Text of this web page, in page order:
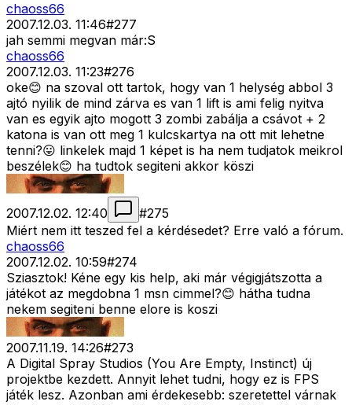
chaoss66
2007.12.03. 11:46#277
jah semmi megvan már:S
chaoss66
2007.12.03. 11:23#276
oke😊 na szoval ott tartok, hogy van 1 helység abbol 3
ajtó nyilik de mind zárva es van 1 lift is ami felig nyitva
van es egyik ajto mogott 3 zombi zabálja a csávot + 2
katona is van ott meg 1 kulcskartya na ott mit lehetne
tenni?😛 linkelek majd 1 képet is ha nem tudjatok meikrol
beszélek😊 ha tudtok segiteni akkor köszi
2007.12.02. 12:40 #275
Miért nem itt teszed fel a kérdésedet? Erre való a fórum.
chaoss66
2007.12.02. 10:59#274
Sziasztok! Kéne egy kis help, aki már végigjátszotta a
játékot az megdobna 1 msn cimmel?😊 hátha tudna
nekem segiteni benne elore is koszi
2007.11.19. 14:26#273
A Digital Spray Studios (You Are Empty, Instinct) új
projektbe kezdett. Annyit lehet tudni, hogy ez is FPS
játék lesz. Azonban ami érdekesebb: szeretettel várnak